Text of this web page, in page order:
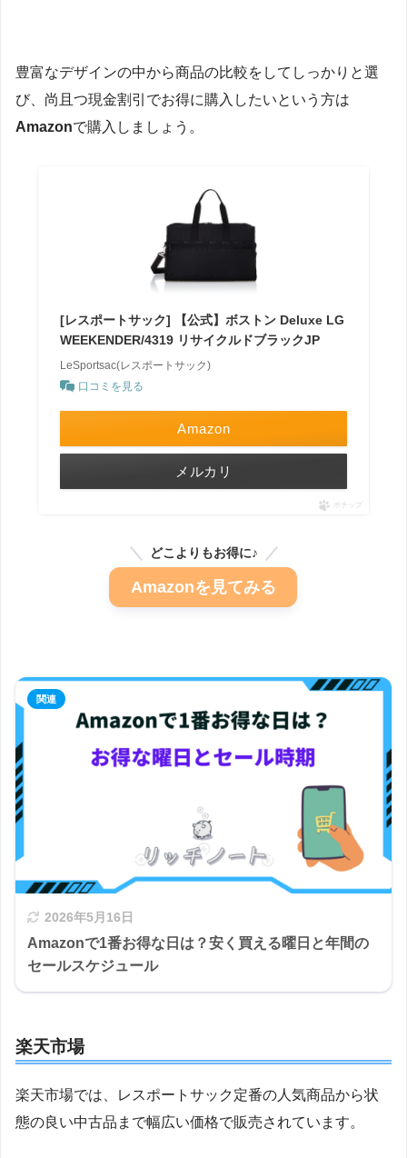
豊富なデザインの中から商品の比較をしてしっかりと選
び、尚且つ現金割引でお得に購入したいという方は
Amazonで購入しましょう。
[レスポートサック] 【公式】ボストン Deluxe LG
WEEKENDER/4319 リサイクルドブラックJP
LeSportsac(レスポートサック)
口コミを見る
Amazon
メルカリ
ポチップ
どこよりもお得に♪
Amazonを見てみる
2026年5月16日
Amazonで1番お得な日は？安く買える曜日と年間の
セールスケジュール
楽天市場
楽天市場では、レスポートサック定番の人気商品から状
態の良い中古品まで幅広い価格で販売されています。